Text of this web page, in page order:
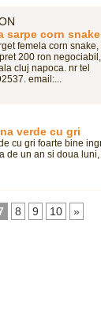
sarpe corn snake
femela corn snake,
200 ron
cluj napoca. nr tel
email:...
verde cu gri
cu gri foarte bine
de un an si doua
8 9 10 »